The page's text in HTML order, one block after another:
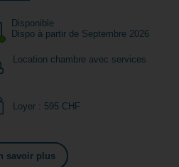
Disponible
Dispo à partir de Septembre 2026
Location chambre avec services
Loyer : 595 CHF
savoir plus